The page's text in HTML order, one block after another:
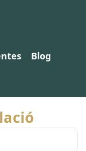
Blog